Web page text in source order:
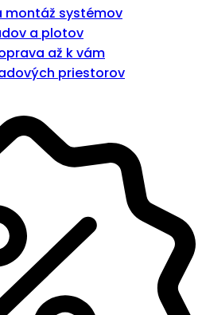
montáž systémov
a plotov
až k vám
priestorov